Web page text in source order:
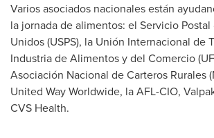
Varios asociados nacionales están
la jornada de alimentos: el Servicio Postal
Unidos (USPS), la Unión Internacional de
Industria de Alimentos y del Comercio
Asociación Nacional de Carteros Rurales
United Way Worldwide, la AFL-CIO,
CVS Health.